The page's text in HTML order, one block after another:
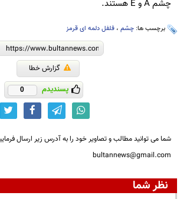
چشم A و E هستند.
برچسب ها: چشم ، فلفل دلمه ای قرمز
گزارش خطا
پسندیدم 0
شما می توانید مطالب و تصاویر خود را به آدرس زیر ارسال
bultannews@gmail.com
نظر شما